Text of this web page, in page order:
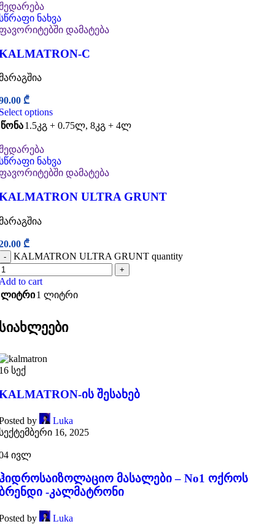
ნახვა
დამატება
C
₾
options
წონა1.5კგ + 0.75ლ, 8კგ + 4ლ
ნახვა
დამატება
ULTRA GRUNT
₾
- KALMATRON ULTRA GRUNT quantity
+
to cart
ლიტრი1 ლიტრი
სექ
ის შესახებ
by
Luka
16, 2025
ივლ
მასალები – No1 ოქროს
-კალმატრონი
by Luka